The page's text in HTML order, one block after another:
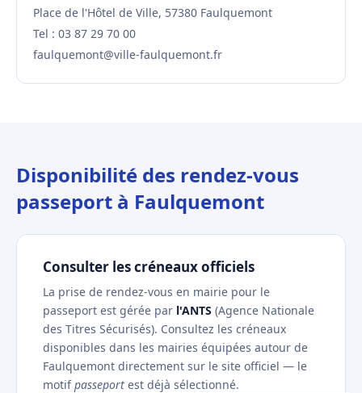
Place de l'Hôtel de Ville, 57380 Faulquemont
Tel : 03 87 29 70 00
faulquemont@ville-faulquemont.fr
Disponibilité des rendez-vous
passeport à Faulquemont
Consulter les créneaux officiels
La prise de rendez-vous en mairie pour le
passeport est gérée par l'ANTS (Agence Nationale
des Titres Sécurisés). Consultez les créneaux
disponibles dans les mairies équipées autour de
Faulquemont directement sur le site officiel — le
motifpasseport est déjà sélectionné.